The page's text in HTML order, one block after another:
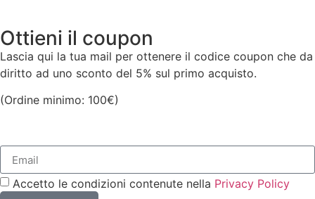
Ottieni il coupon
Lascia qui la tua mail per ottenere il codice coupon che da
diritto ad uno sconto del 5% sul primo acquisto.
(Ordine minimo: 100€)
Accetto le condizioni contenute nella Privacy Policy